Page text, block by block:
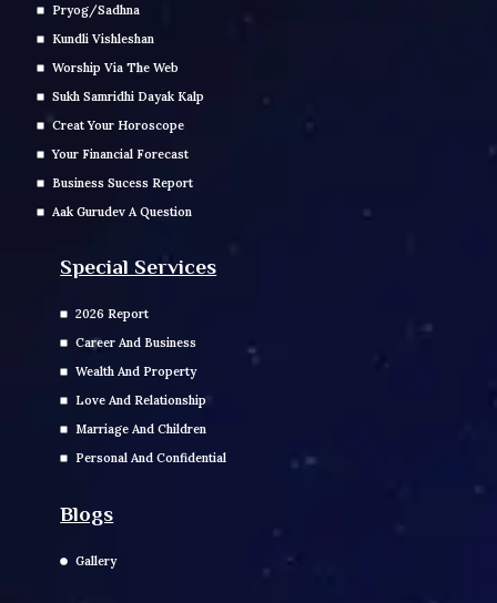
Pryog/Sadhna
Kundli Vishleshan
Worship Via The Web
Sukh Samridhi Dayak Kalp
Creat Your Horoscope
Your Financial Forecast
Business Sucess Report
Aak Gurudev A Question
Special Services
2026 Report
Career And Business
Wealth And Property
Love And Relationship
Marriage And Children
Personal And Confidential
Blogs
Gallery